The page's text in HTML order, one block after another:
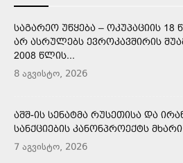
ᲡᲐᲒᲐᲠᲔᲝ ᲣᲬᲧᲔᲑᲐ – ᲝᲙᲣᲞᲐᲪᲘᲘᲡ
ᲐᲠ ᲐᲡᲠᲣᲚᲔᲑᲡ ᲔᲕᲠᲝᲙᲐᲕᲨᲘᲠᲘᲡ
2008 ᲬᲚᲘᲡ...
8 აგვისტო, 2026
ᲐᲨᲨ-ᲘᲡ ᲡᲔᲜᲐᲢᲛᲐ ᲠᲣᲡᲔᲗᲘᲡᲐ ᲓᲐ
ᲡᲐᲜᲥᲪᲘᲔᲑᲘᲡ ᲙᲐᲜᲝᲜᲞᲠᲝᲔᲥᲢᲡ
7 აგვისტო, 2026